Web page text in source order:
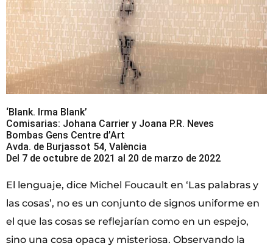
‘Blank. Irma Blank’
Comisarias: Johana Carrier y Joana P.R. Neves
Bombas Gens Centre d’Art
Avda. de Burjassot 54, València
Del 7 de octubre de 2021 al 20 de marzo de 2022
El lenguaje, dice Michel Foucault en ‘Las palabras y
las cosas’, no es un conjunto de signos uniforme en
el que las cosas se reflejarían como en un espejo,
sino una cosa opaca y misteriosa. Observando la